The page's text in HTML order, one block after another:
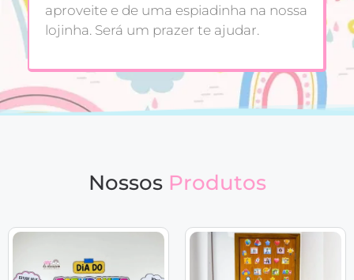
aproveite e de uma espiadinha na nossa
lojinha. Será um prazer te ajudar.
Nossos Produtos